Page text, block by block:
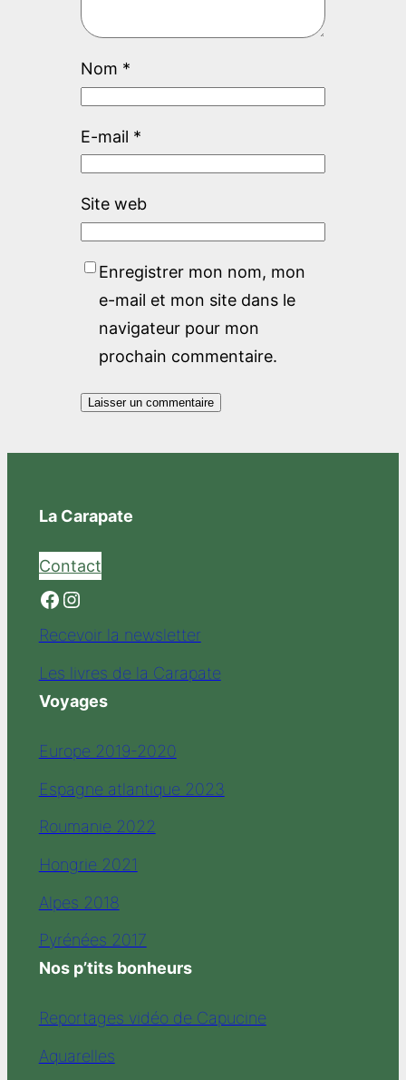
Nom *
E-mail *
Site web
Enregistrer mon nom, mon
e-mail et mon site dans le
navigateur pour mon
prochain commentaire.
La Carapate
Contact
Facebook Instagram
Recevoir la newsletter
Les livres de la Carapate
Voyages
Europe 2019-2020
Espagne atlantique 2023
Roumanie 2022
Hongrie 2021
Alpes 2018
Pyrénées 2017
Nos p’tits bonheurs
Reportages vidéo de Capucine
Aquarelles